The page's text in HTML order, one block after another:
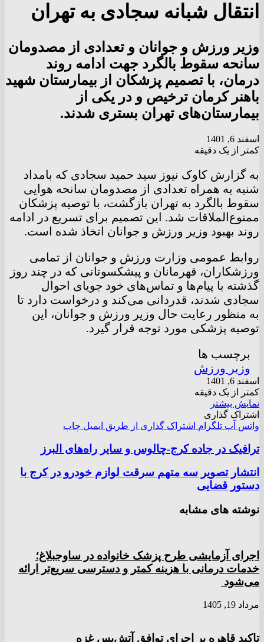
انتقال شبانه سجادی به تهران
وزیر ورزش و جوانان و تعدادی از مصدومان
سانحه سقوط بالگرد جهت ادامه روند
درمان، با تصمیم پزشکان از بیمارستان شهید
باهنر کرمان ترخیص و در یکی از
بیمارستان‌های تهران بستری شدند.
اسفند 6, 1401
کمتر از یک دقیقه
به گزارش کاوک نیوز سید حمید سجادی که بامداد
شنبه به همراه تعدادی از مصدومان سانحه هوایی
سقوط بالگرد به تهران بازگشت، با توصیه پزشکان
ممنوع‌الملاقات شد. این تصمیم برای تسریع در ادامه
روند بهبود وزیر ورزش و جوانان اتخاذ شده است.
روابط عمومی وزارت ورزش و جوانان از تمامی
ورزشکاران، قهرمانان و پیشکسوتانی که در چند روز
گذشته با پیام‌ها و تماس‌های خود جویای احوال
سجادی شدند، قدردانی می‌کند و درخواست دارد تا
به منظور رعایت حال وزیر ورزش و جوانان، این
توصیه پزشکی مورد توجه قرار گیرد.
برچسب ها
وزیر ورزش
اسفند 6, 1401
کمتر از یک دقیقه
نمایش بیشتر
اشتراک گذاری
واتس آپ تلگرام اشتراک گذاری از طریق ایمیل چاپ
ترافیک در جاده کرج-چالوس و سایر راه‌های البرز
انتشار تصویر سه متهم سرقت لوازم خودرو در کرج با
دستور قضایی
نوشته های مشابه
اجرای آزمایشی طرح پزشک خانواده در ساوجبلاغ؛
خدمات درمانی با هزینه کمتر و دسترسی سریع‌تر ارائه
می‌شود
مرداد 19, 1405
تاکید قاهره بر اجرای توافق آتش‌بس غزه